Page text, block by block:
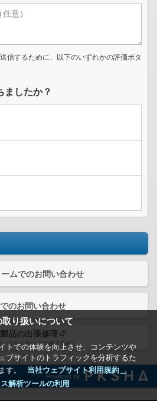
り扱いについて
トでの体験を向上させ、コンテンツや
ブサイトのトラフィックを分析するた
す。
当社ウェブサイト利用規約＿
解析ツールの利用
信するために、以下のいずれかの評価ボタ
ましたか？
ムでのお問い合わせ
のお問い合わせ
品の出張修理
システムサービス株式会社）
Powered by